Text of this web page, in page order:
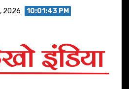
2026 10:01:44 PM